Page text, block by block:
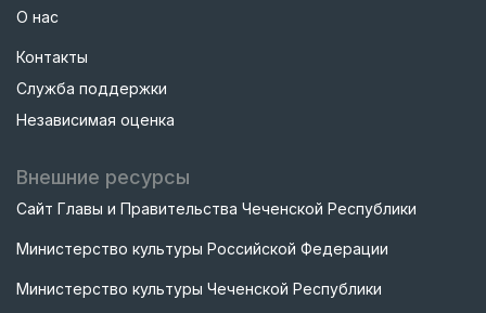
О нас
Контакты
Служба поддержки
Независимая оценка
Внешние ресурсы
Сайт Главы и Правительства Чеченской Республики
Министерство культуры Российской Федерации
Министерство культуры Чеченской Республики